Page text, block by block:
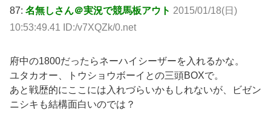
87: 名無しさん＠実況で競馬板アウト 2015/01/18(日)
10:53:49.41 ID:/v7XQZk/0.net
府中の1800だったらネーハイシーザーを入れるかな。
ユタカオー、トウショウボーイとの三頭BOXで。
あと戦歴的にここには入れづらいかもしれないが、ビゼン
ニシキも結構面白いのでは？